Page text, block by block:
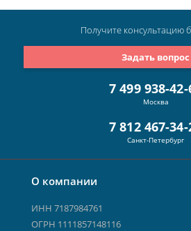
О компании
ИНН 7187984761
ОГРН 1111857148116
7 499 938-42-
Москва
7 812 467-34-
Санкт-Петербург
Задать вопрос
Получите консультацию